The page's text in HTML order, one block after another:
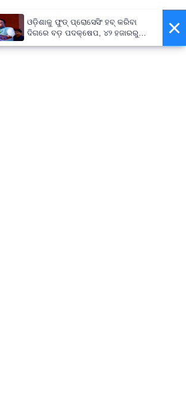
×
ଓଡ଼ିଶାକୁ ଫୁଡ୍ ପ୍ରୋସେସିଂ ହବ୍ କରିବା
ଦିଗରେ ବଡ଼ ପଦକ୍ଷେପ, ୪୨ ହଜାରରୁ